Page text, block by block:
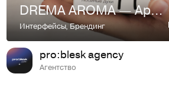
DREMA AROMA — Ароматические свечи с запахом ностальгии
Интерфейсы,Брендинг
pro:blesk agency
Агентство